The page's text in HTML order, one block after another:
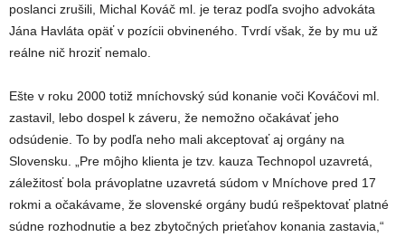
poslanci zrušili, Michal Kováč ml. je teraz podľa svojho advokáta
Jána Havláta opäť v pozícii obvineného. Tvrdí však, že by mu už
reálne nič hroziť nemalo.
Ešte v roku 2000 totiž mníchovský súd konanie voči Kováčovi ml.
zastavil, lebo dospel k záveru, že nemožno očakávať jeho
odsúdenie. To by podľa neho mali akceptovať aj orgány na
Slovensku. „Pre môjho klienta je tzv. kauza Technopol uzavretá,
záležitosť bola právoplatne uzavretá súdom v Mníchove pred 17
rokmi a očakávame, že slovenské orgány budú rešpektovať platné
súdne rozhodnutie a bez zbytočných prieťahov konania zastavia,“